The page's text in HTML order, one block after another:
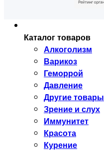
Каталог товаров
Алкоголизм
Варикоз
Геморрой
Давление
Другие товары
Зрение и слух
Иммунитет
Красота
Курение